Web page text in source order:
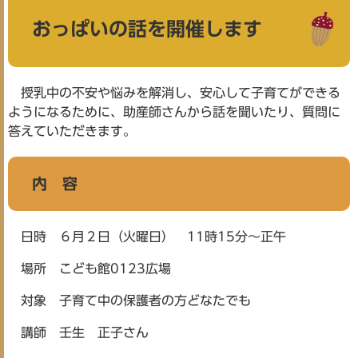
おっぱいの話を開催します
授乳中の不安や悩みを解消し、安心して子育てができる
ようになるために、助産師さんから話を聞いたり、質問に
答えていただきます。
内 容​
日時 ６月２日（火曜日） 11時15分～正午
場所 こども館0123広場
対象 子育て中の保護者の方どなたでも
講師 壬生 正子さん